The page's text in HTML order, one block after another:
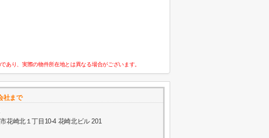
り、実際の物件所在地とは異なる場合がございます。
社まで
花崎北１丁目10-4 花崎北ビル 201